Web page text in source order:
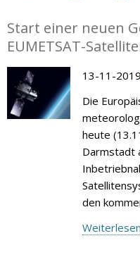
Start einer neuen
EUMETSAT-
13-11-2019
Die
heute
Darmstadt
den
Weiterlesen